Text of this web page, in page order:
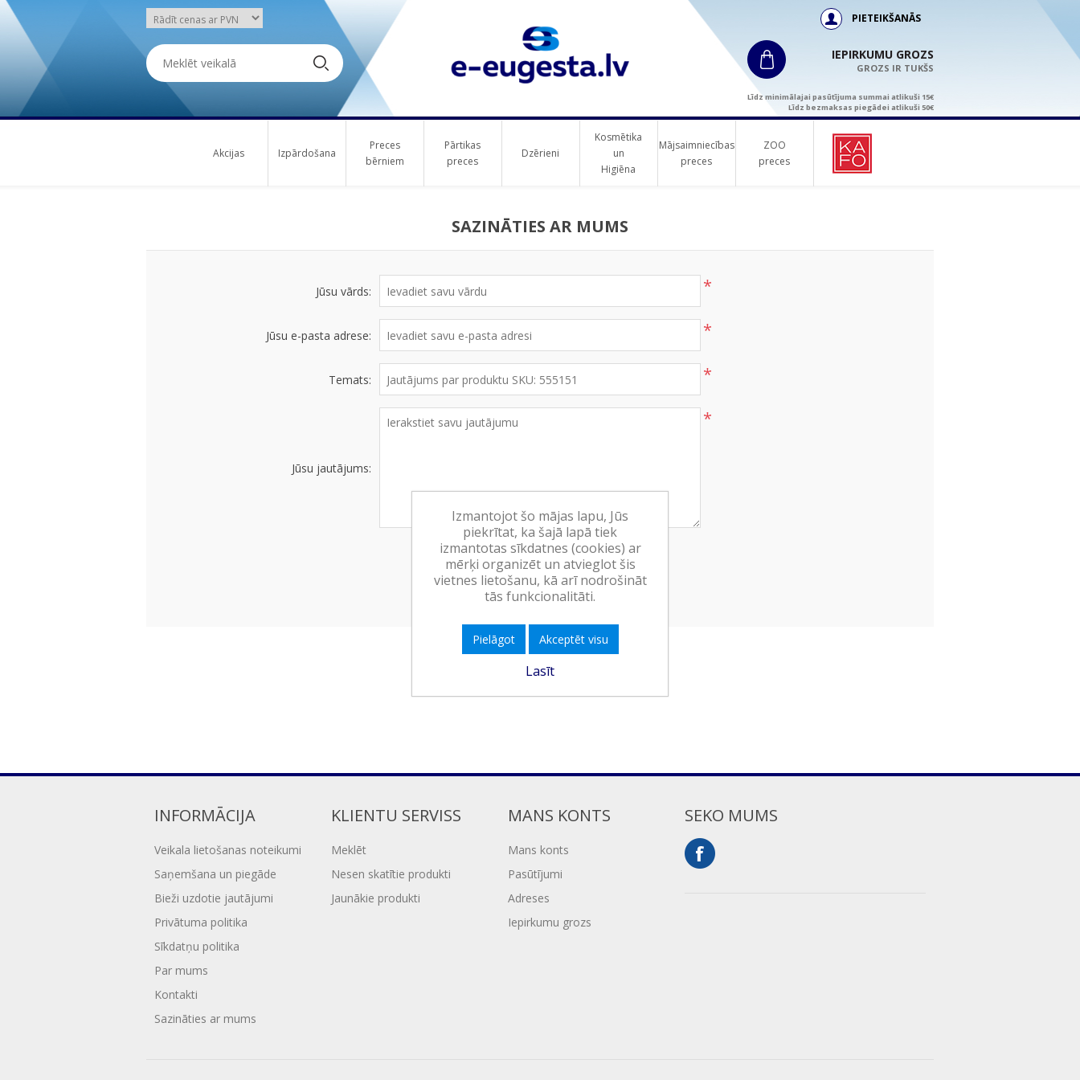
PIETEIKŠANĀS
IEPIRKUMU GROZS
GROZS IR TUKŠS
Līdz minimālajai pasūtījuma summai atlikuši 15€
Līdz bezmaksas piegādei atlikuši 50€
Akcijas Izpārdošana
Preces
bērniem
Pārtikas
preces
Dzērieni
Kosmētika
un
Higiēna
Mājsaimniecības
preces
ZOO
preces
SAZINĀTIES AR MUMS
Jūsu vārds: *
Jūsu e-pasta adrese: *
Temats: *
Jūsu jautājums:
*
APSTIPRINĀT
INFORMĀCIJA
Veikala lietošanas noteikumi
Saņemšana un piegāde
Bieži uzdotie jautājumi
Privātuma politika
Sīkdatņu politika
Par mums
Kontakti
Sazināties ar mums
KLIENTU SERVISS
Meklēt
Nesen skatītie produkti
Jaunākie produkti
MANS KONTS
Mans konts
Pasūtījumi
Adreses
Iepirkumu grozs
SEKO MUMS
Izmantojot šo mājas lapu, Jūs
piekrītat, ka šajā lapā tiek
izmantotas sīkdatnes (cookies) ar
mērķi organizēt un atvieglot šis
vietnes lietošanu, kā arī nodrošināt
tās funkcionalitāti.
Pielāgot Akceptēt visu
Lasīt